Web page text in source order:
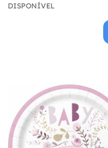
DISPONÍVEL